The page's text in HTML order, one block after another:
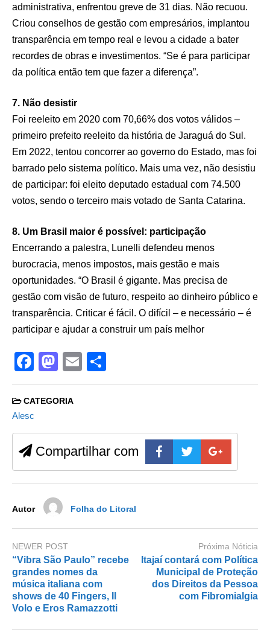
administrativa, enfrentou greve de 31 dias. Não recuou.
Criou conselhos de gestão com empresários, implantou
transparência em tempo real e levou a cidade a bater
recordes de obras e investimentos. “Se é para participar
da política então tem que fazer a diferença”.
7. Não desistir
Foi reeleito em 2020 com 70,66% dos votos válidos –
primeiro prefeito reeleito da história de Jaraguá do Sul.
Em 2022, tentou concorrer ao governo do Estado, mas foi
barrado pelo sistema político. Mais uma vez, não desistiu
de participar: foi eleito deputado estadual com 74.500
votos, sendo o terceiro mais votado de Santa Catarina.
8. Um Brasil maior é possível: participação
Encerrando a palestra, Lunelli defendeu menos
burocracia, menos impostos, mais gestão e mais
oportunidades. “O Brasil é gigante. Mas precisa de
gestão com visão de futuro, respeito ao dinheiro público e
transparência. Criticar é fácil. O difícil – e necessário – é
participar e ajudar a construir um país melhor
F
a
c
b
o
o
M
a
st
d
o
n
E
m h
CATEGORIA
Alesc
Compartilhar com
Autor Folha do Litoral
NEWER POST
“Vibra São Paulo” recebe
grandes nomes da
música italiana com
shows de 40 Fingers, Il
Volo e Eros Ramazzotti
Próxima Nóticia
Itajaí contará com Política
Municipal de Proteção
dos Direitos da Pessoa
com Fibromialgia